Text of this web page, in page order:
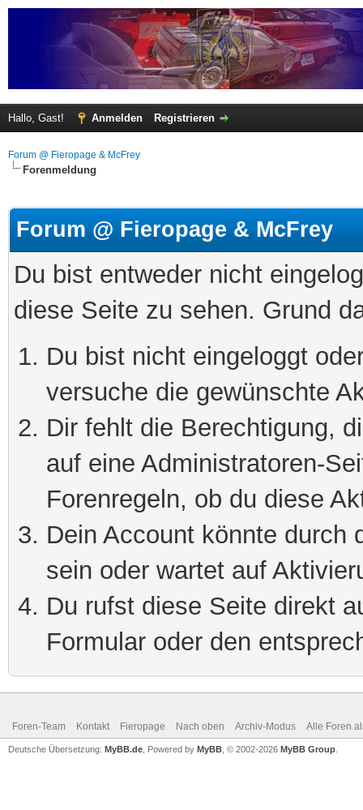
Hallo, Gast! Anmelden Registrieren
Forum @ Fieropage & McFrey
Forenmeldung
Forum @ Fieropage & McFrey
Du bist entweder nicht
diese Seite zu sehen. Grund
Du bist nicht eingeloggt
versuche die gewünschte
Dir fehlt die Berechtigung,
auf eine Administratoren-
Forenregeln, ob du diese
Dein Account könnte durch
sein oder wartet auf
Du rufst diese Seite direkt
Formular oder den
Foren-Team Kontakt Fieropage Nach oben Archiv-Modus Alle Foren
Deutsche Übersetzung: MyBB.de , Powered by MyBB , © 2002-2026 MyBB Group